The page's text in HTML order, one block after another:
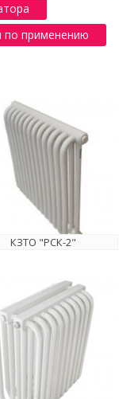
по применению
КЗТО "РСК-2"